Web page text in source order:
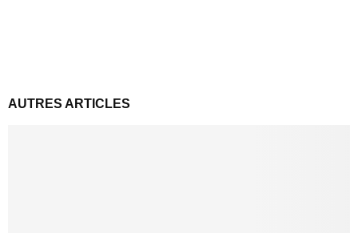
AUTRES ARTICLES